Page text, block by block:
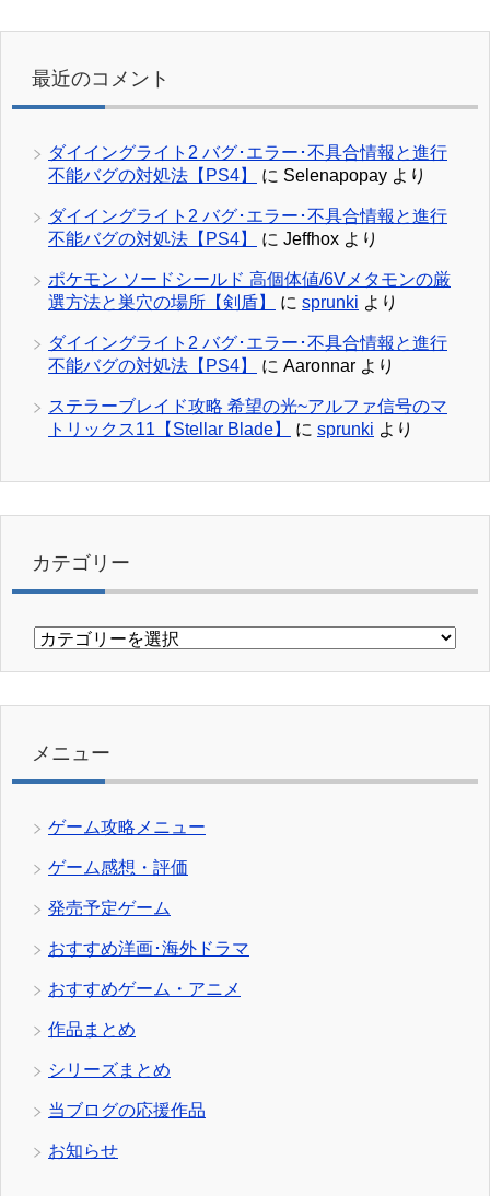
最近のコメント
ダイイングライト2 バグ･エラー･不具合情報と進行
不能バグの対処法【PS4】
に Selenapopay より
ダイイングライト2 バグ･エラー･不具合情報と進行
不能バグの対処法【PS4】
に Jeffhox より
ポケモン ソードシールド 高個体値/6Vメタモンの厳
選方法と巣穴の場所【剣盾】
に sprunki より
ダイイングライト2 バグ･エラー･不具合情報と進行
不能バグの対処法【PS4】
に Aaronnar より
ステラーブレイド攻略 希望の光~アルファ信号のマ
トリックス11【Stellar Blade】
に sprunki より
カテゴリー
カ
リ
メニュー
ゲーム攻略メニュー
ゲーム感想・評価
発売予定ゲーム
おすすめ洋画･海外ドラマ
おすすめゲーム・アニメ
作品まとめ
シリーズまとめ
当ブログの応援作品
お知らせ